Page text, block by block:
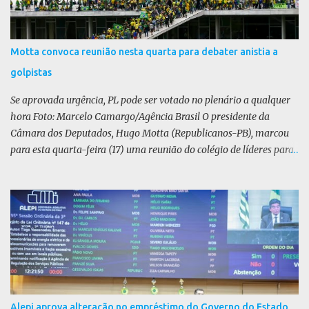
Motta convoca reunião nesta quarta para debater anistia a
golpistas
Se aprovada urgência, PL pode ser votado no plenário a qualquer
hora Foto: Marcelo Camargo/Agência Brasil O presidente da
Câmara dos Deputados, Hugo Motta (Republicanos-PB), marcou
para esta quarta-feira (17) uma reunião do colégio de líderes para
disse, em uma rede social, que a reunião vai “deliberar sobre a
urgência dos projetos que tratam do acontecido em 8 de janeiro de
2023”. Se aprovada urgência, o PL poderia ser votado no Plenário a
qualquer momento. Não foi divulgado relator ou texto da matéria.
A pauta da anistia voltou a ganhar força com o julgamento e
condenação do ex-presidente Jair Bolsonaro por tentativa de golpe
de Estado, entre outros crimes. A oposição liderada pelo Partido